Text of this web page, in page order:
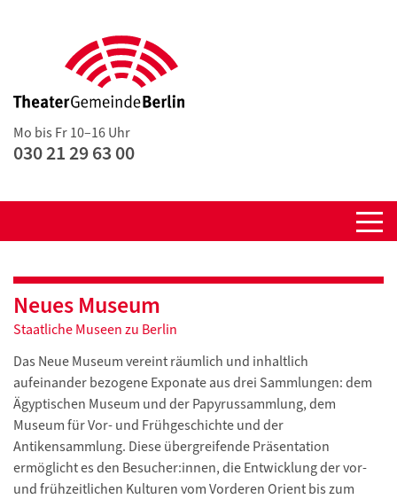
Mo bis Fr 10–16 Uhr
030 21 29 63 00
Neues Museum
Staatliche Museen zu Berlin
Das Neue Museum vereint räumlich und inhaltlich
aufeinander bezogene Exponate aus drei Sammlungen: dem
Ägyptischen Museum und der Papyrussammlung, dem
Museum für Vor- und Frühgeschichte und der
Antikensammlung. Diese übergreifende Präsentation
ermöglicht es den Besucher:innen, die Entwicklung der vor-
und frühzeitlichen Kulturen vom Vorderen Orient bis zum